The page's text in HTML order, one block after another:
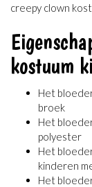
creepy clown
kostuum
Het
broek
Het
polyester
Het
kinderen
Het